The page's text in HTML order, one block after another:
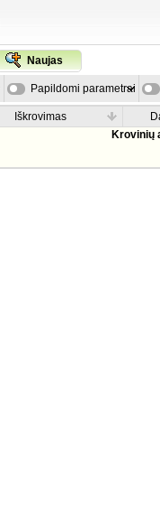
Naujas
Papildomi parametrai
Iškrovimas
Krovinių